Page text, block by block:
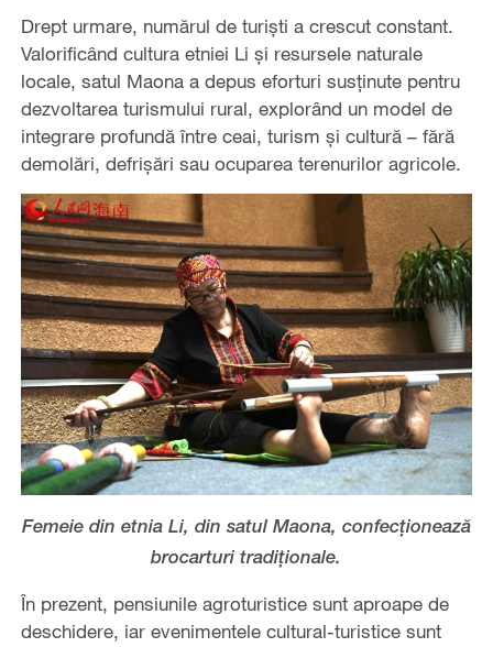
Drept urmare, numărul de turiști a crescut constant.
Valorificând cultura etniei Li și resursele naturale
locale, satul Maona a depus eforturi susținute pentru
dezvoltarea turismului rural, explorând un model de
integrare profundă între ceai, turism și cultură – fără
demolări, defrișări sau ocuparea terenurilor agricole.
Femeie din etnia Li, din satul Maona, confecționează
brocarturi tradiționale.
În prezent, pensiunile agroturistice sunt aproape de
deschidere, iar evenimentele cultural-turistice sunt